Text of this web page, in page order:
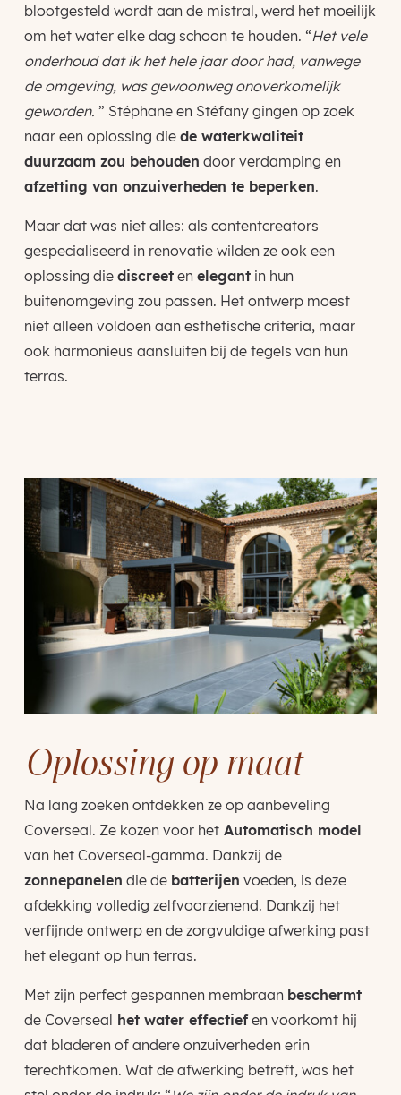
blootgesteld wordt aan de mistral, werd het moeilijk
om het water elke dag schoon te houden. “Het vele
onderhoud dat ik het hele jaar door had, vanwege
de omgeving, was gewoonweg onoverkomelijk
geworden. ” Stéphane en Stéfany gingen op zoek
naar een oplossing die de waterkwaliteit
duurzaam zou behouden door verdamping en
afzetting van onzuiverheden te beperken.
Maar dat was niet alles: als contentcreators
gespecialiseerd in renovatie wilden ze ook een
oplossing die discreeten elegantin hun
buitenomgeving zou passen. Het ontwerp moest
niet alleen voldoen aan esthetische criteria, maar
ook harmonieus aansluiten bij de tegels van hun
terras.
Oplossing op maat
Na lang zoeken ontdekken ze op aanbeveling
Coverseal. Ze kozen voor hetAutomatisch model
van het Coverseal-gamma. Dankzij de
zonnepanelen die de batterijen voeden, is deze
afdekking volledig zelfvoorzienend. Dankzij het
verfijnde ontwerp en de zorgvuldige afwerking past
het elegant op hun terras.
Met zijn perfect gespannen membraan beschermt
de Coverseal het water effectiefen voorkomt hij
dat bladeren of andere onzuiverheden erin
terechtkomen. Wat de afwerking betreft, was het